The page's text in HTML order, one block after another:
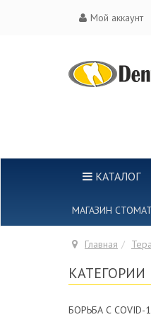
Мой аккаунт
КАТАЛОГ
МАГАЗИН
Главная
КАТЕГОРИИ
БОРЬБА С COVID-